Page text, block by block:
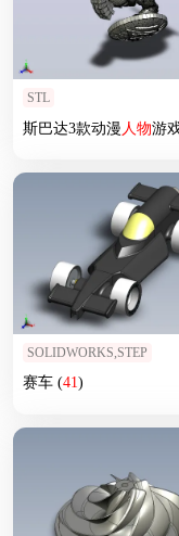
STL
斯巴达3款动漫 人物游
SOLIDWORKS,STEP
赛车 (41)